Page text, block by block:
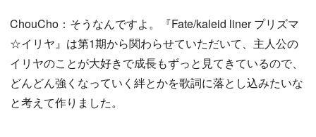
ChouCho：そうなんですよ。『Fate/kaleid liner プリズマ
☆イリヤ』は第1期から関わらせていただいて、主人公の
イリヤのことが大好きで成長もずっと見てきているので、
どんどん強くなっていく絆とかを歌詞に落とし込みたいな
と考えて作りました。